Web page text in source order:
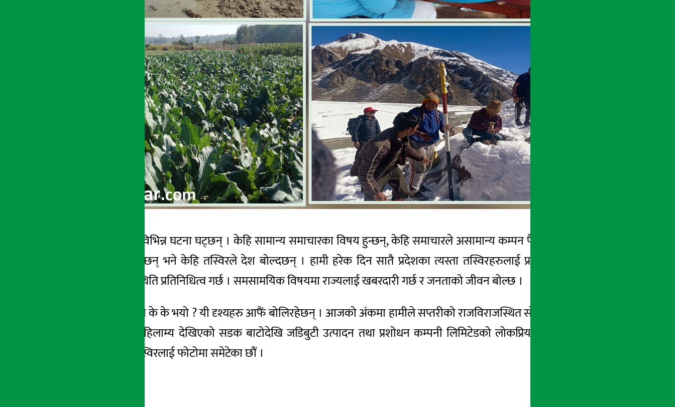
काठमाडौं । देशभर विभिन्न घटना घट्छन् । केहि सामान्य समाचारका विषय हुन्छन्, केहि समाचारले असामान्य कम्पन पैदा गरिदिन्छन् । केहि तस्विर
फगत तस्विरमात्र हुन्छन् भने केहि तस्विरले देश बोल्दछन् । हामी हरेक दिन सातै प्रदेशका त्यस्ता तस्विरहरुलाई प्रकाशन गर्छौँ । जसले देश र
जनताको आर्थिक स्थिति प्रतिनिधित्व गर्छ । समसामयिक विषयमा राज्यलाई खबरदारी गर्छ र जनताको जीवन बोल्छ ।
आज कुन कुन ठाउँमा के के भयो ? यी दृश्यहरु आफैं बोलिरहेछन् । आजको अंकमा हामीले सप्तरीको राजविराजस्थित सोनार लाइनको बजारमा जीर्ण
सडकलाई खनेपछि हिलाम्य देखिएको सडक बाटोदेखि जडिबुटी उत्पादन तथा प्रशोधन कम्पनी लिमिटेडको लोकप्रिय उत्पादन सन्चो प्याकिङ गर्दै
कर्मचारी सम्मका तस्विरलाई फोटोमा समेटेका छौं ।